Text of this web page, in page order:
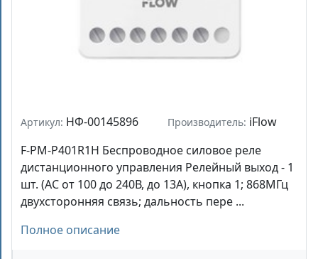
Артикул: НФ-00145896 Производитель: iFlow
F-PM-P401R1H Беспроводное силовое реле
дистанционного управления Релейный выход - 1
шт. (AC от 100 до 240В, до 13А), кнопка 1; 868МГц
двухсторонняя связь; дальность пере ...
Полное описание